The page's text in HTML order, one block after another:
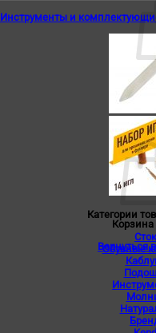
0
Корзина
Вернуться
Инструменты и
Категории
Обувные